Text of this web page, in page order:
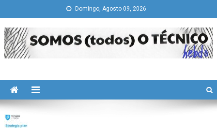
to
content
Domingo, Agosto 09, 2026